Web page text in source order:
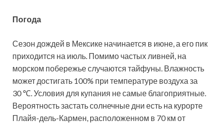
Погода
Сезон дождей в Мексике начинается в июне, а его пик
приходится на июль. Помимо частых ливней, на
морском побережье случаются тайфуны. Влажность
может достигать 100% при температуре воздуха за
30 ℃. Условия для купания не самые благоприятные.
Вероятность застать солнечные дни есть на курорте
Плайя-дель-Кармен, расположенном в 70 км от